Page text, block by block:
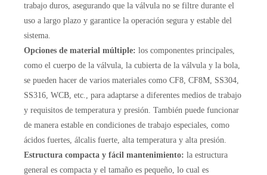
trabajo duros, asegurando que la válvula no se filtre durante el
uso a largo plazo y garantice la operación segura y estable del
sistema.
Opciones de material múltiple: los componentes principales,
como el cuerpo de la válvula, la cubierta de la válvula y la bola,
se pueden hacer de varios materiales como CF8, CF8M, SS304,
SS316, WCB, etc., para adaptarse a diferentes medios de trabajo
y requisitos de temperatura y presión. También puede funcionar
de manera estable en condiciones de trabajo especiales, como
ácidos fuertes, álcalis fuerte, alta temperatura y alta presión.
Estructura compacta y fácil mantenimiento: la estructura
general es compacta y el tamaño es pequeño, lo cual es